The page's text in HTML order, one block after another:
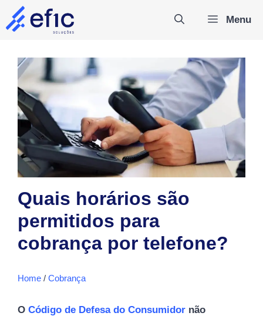
Pular
para
Menu
Quais horários são
permitidos para
cobrança por telefone?
Home / Cobrança
O Código de Defesa do Consumidor não